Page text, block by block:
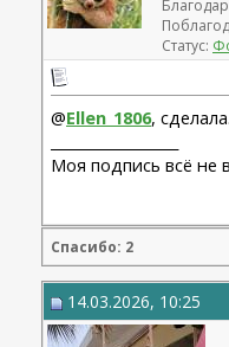
Статус:
@Ellen_1806, сделала.
Моя подпись всё не
Спасибо: 2
14.03.2026, 10:25